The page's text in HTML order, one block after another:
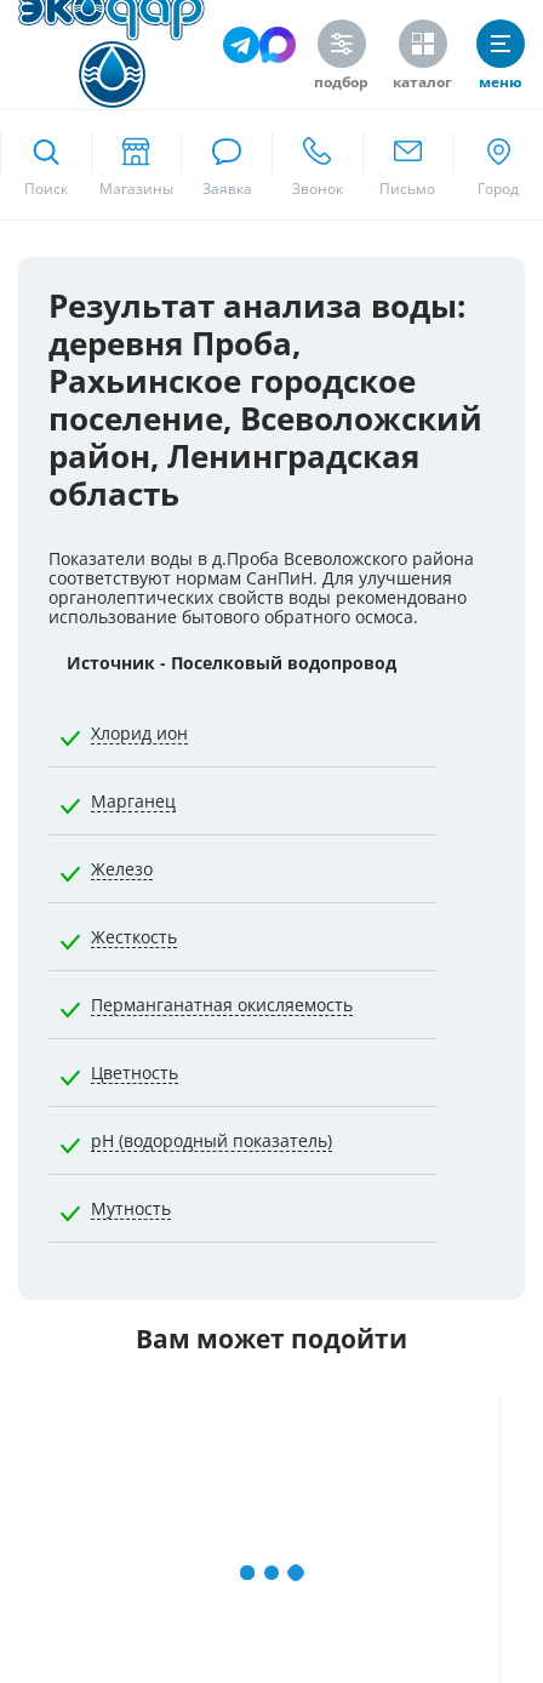
подбор каталог меню
Поиск
Результат анализа воды:
деревня Проба,
Рахьинское городское
поселение, Всеволожский
район, Ленинградская
область
Показатели воды в д.Проба Всеволожского района
соответствуют нормам СанПиН. Для улучшения
органолептических свойств воды рекомендовано
использование бытового обратного осмоса.
Источник - Поселковый водопровод
Хлорид ион
Марганец
Железо
Жесткость
Перманганатная окисляемость
Цветность
pH (водородный показатель)
Мутность
Вам может подойти